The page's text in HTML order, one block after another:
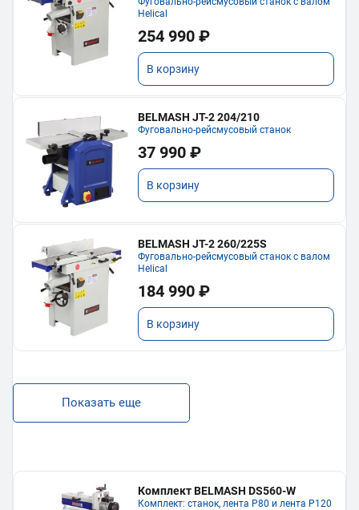
Helical
254 990 ₽
В корзину
BELMASH JT-2 204/210
Фуговально-рейсмусовый станок
37 990 ₽
В корзину
BELMASH JT-2 260/225S
Фуговально-рейсмусовый станок с валом
Helical
184 990 ₽
В корзину
Показать еще
Комплект BELMASH DS560-W
Комплект: станок, лента P80 и лента P120